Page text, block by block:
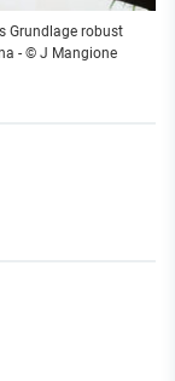
Grundlage robust
- © J Mangione